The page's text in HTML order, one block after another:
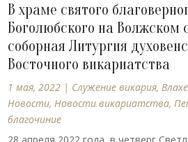
В храме святого
Боголюбского на Волжском
соборная Литургия
Восточного викариатства
1 мая, 2022 | Cлужение викария,
Новости,Новости викариатства,
благочиние